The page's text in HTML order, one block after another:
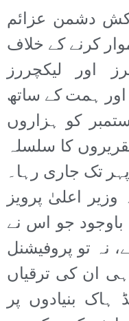
دشمن عزائم
کرنے کے خلاف
اور لیکچررز
ہمت کے ساتھ
اسمبلی ہال کے باہر19 ستمبر کو ہزاروں
کا سلسلہ
تک جاری رہا۔
وزیر اعلیٰ پرویز
جو اس نے
کئے تھے، نہ تو پروفیشنل
ہی ان کی ترقیاں
بنیادوں پر